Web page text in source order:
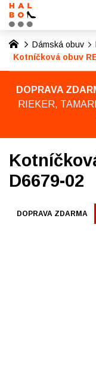
Dámská obuv
Kotníčková obuv
DOPRAVA
RIEKER,
D6679-02
DOPRAVA ZDARMA